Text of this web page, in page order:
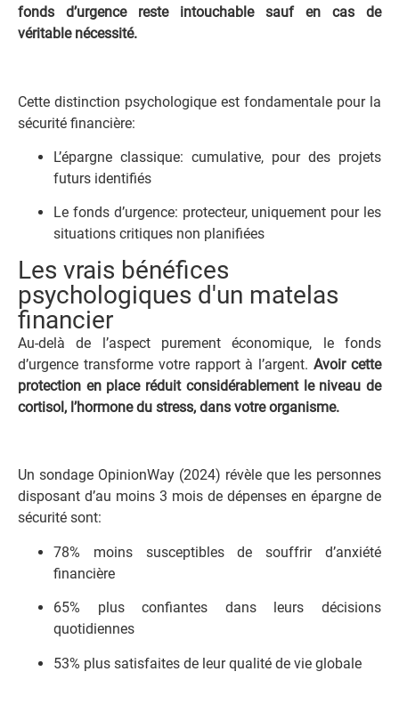
fonds d’urgence reste intouchable sauf en cas de
véritable nécessité.
Cette distinction psychologique est fondamentale pour la
sécurité financière:
L’épargne classique: cumulative, pour des projets
futurs identifiés
Le fonds d’urgence: protecteur, uniquement pour les
situations critiques non planifiées
Les vrais bénéfices
psychologiques d'un matelas
financier
Au-delà de l’aspect purement économique, le fonds
d’urgence transforme votre rapport à l’argent.Avoir cette
protection en place réduit considérablement le niveau de
cortisol, l’hormone du stress, dans votre organisme.
Un sondage OpinionWay (2024) révèle que les personnes
disposant d’au moins 3 mois de dépenses en épargne de
sécurité sont:
78% moins susceptibles de souffrir d’anxiété
financière
65% plus confiantes dans leurs décisions
quotidiennes
53% plus satisfaites de leur qualité de vie globale